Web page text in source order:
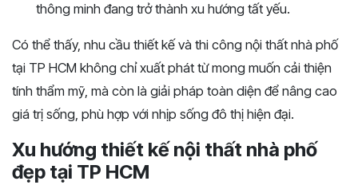
thông minh đang trở thành xu hướng tất yếu.
Có thể thấy, nhu cầu thiết kế và thi công nội thất nhà phố
tại TP HCM không chỉ xuất phát từ mong muốn cải thiện
tính thẩm mỹ, mà còn là giải pháp toàn diện để nâng cao
giá trị sống, phù hợp với nhịp sống đô thị hiện đại.
Xu hướng thiết kế nội thất nhà phố
đẹp tại TP HCM